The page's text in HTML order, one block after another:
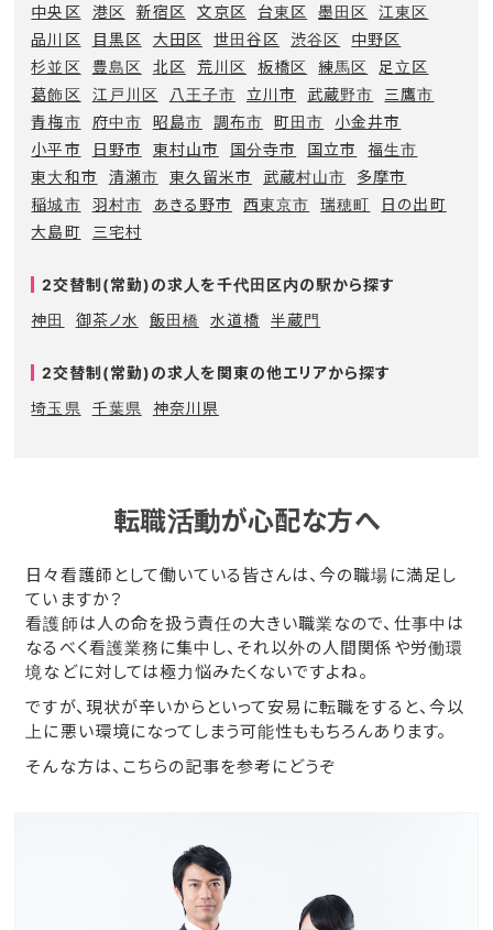
中央区
港区 新宿区 文京区 台東区 墨田区
江東区
品川区
目黒区 大田区 世田谷区 渋谷区
中野区
杉並区
豊島区 北区 荒川区 板橋区 練馬区
足立区
葛飾区
江戸川区 八王子市 立川市 武蔵野市
三鷹市
青梅市
府中市 昭島市 調布市 町田市
小金井市
小平市
日野市 東村山市 国分寺市 国立市
福生市
東大和市
清瀬市 東久留米市 武蔵村山市
多摩市
稲城市
羽村市 あきる野市 西東京市 瑞穂町
日の出町
大島町
三宅村
2交替制(常勤)の求人を千代田区内の駅から探す
神田
御茶ノ水 飯田橋 水道橋 半蔵門
2交替制(常勤)の求人を関東の他エリアから探す
埼玉県
千葉県 神奈川県
転職活動が心配な方へ
日々看護師として働いている皆さんは、今の職場に満足し
ていますか？
看護師は人の命を扱う責任の大きい職業なので、仕事中は
なるべく看護業務に集中し、それ以外の人間関係や労働環
境などに対しては極力悩みたくないですよね。
ですが、現状が辛いからといって安易に転職をすると、今以
上に悪い環境になってしまう可能性ももちろんあります。
そんな方は、こちらの記事を参考にどうぞ